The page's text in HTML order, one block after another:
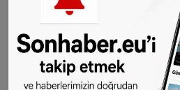
cihazlarda TikTok kullanımı
Haberlerimiziİnstagram
edebilirsiniz.